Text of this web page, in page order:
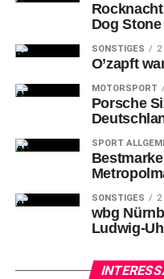
Dog Stone
SONSTIGES
O’zapft
MOTORSPORT
Porsche
SPORT
SONSTIGES
wbg
Ludwig-